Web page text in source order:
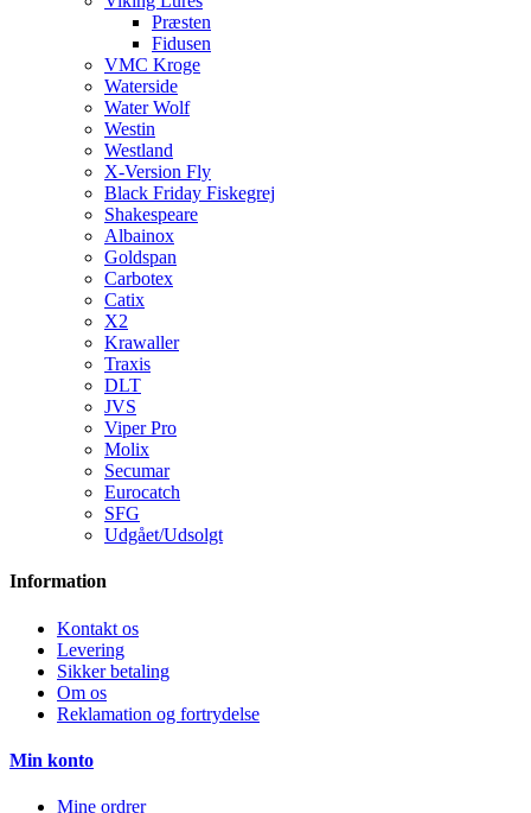
Præsten
Fidusen
VMC Kroge
Waterside
Water Wolf
Westin
Westland
X-Version Fly
Black Friday Fiskegrej
Shakespeare
Albainox
Goldspan
Carbotex
Catix
X2
Krawaller
Traxis
DLT
JVS
Viper Pro
Molix
Secumar
Eurocatch
SFG
Udgået/Udsolgt
Information
Kontakt os
Levering
Sikker betaling
Om os
Reklamation og fortrydelse
Min konto
Mine ordrer